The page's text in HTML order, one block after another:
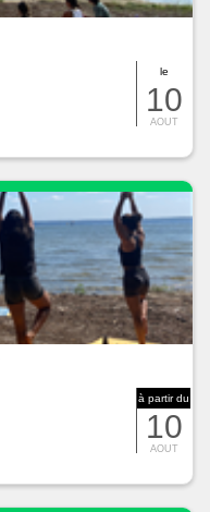
le
10
AOUT
à partir du
10
AOUT